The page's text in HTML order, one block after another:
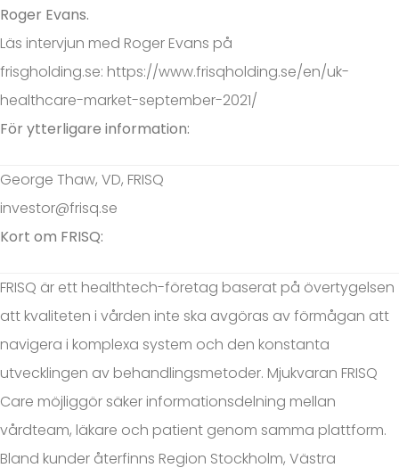
Roger Evans.
Läs intervjun med Roger Evans på
frisgholding.se: https://www.frisqholding.se/en/uk-
healthcare-market-september-2021/
För ytterligare information:
George Thaw, VD, FRISQ
investor@frisq.se
Kort om FRISQ:
FRISQ är ett healthtech-företag baserat på övertygelsen
att kvaliteten i vården inte ska avgöras av förmågan att
navigera i komplexa system och den konstanta
utvecklingen av behandlingsmetoder. Mjukvaran FRISQ
Care möjliggör säker informationsdelning mellan
vårdteam, läkare och patient genom samma plattform.
Bland kunder återfinns Region Stockholm, Västra